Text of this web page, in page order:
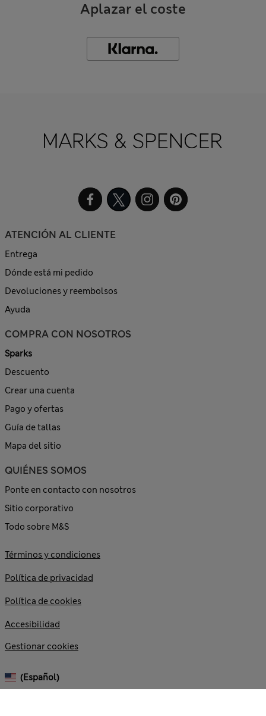
Aplazar el coste
ATENCIÓN AL CLIENTE
Entrega
Dónde está mi pedido
Devoluciones y reembolsos
Ayuda
COMPRA CON NOSOTROS
Sparks
Descuento
Crear una cuenta
Pago y ofertas
Guía de tallas
Mapa del sitio
QUIÉNES SOMOS
Ponte en contacto con nosotros
Sitio corporativo
Todo sobre M&S
Términos y condiciones
Política de privacidad
Política de cookies
Accesibilidad
Gestionar cookies
(español)